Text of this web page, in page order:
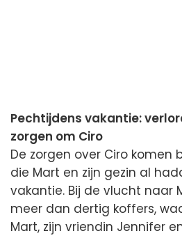
Pechtijdens vakantie:
zorgen om Ciro
De zorgen over Ciro komen
die Mart en zijn gezin al
vakantie. Bij de vlucht naar
meer dan dertig koffers,
Mart, zijn vriendin Jennifer